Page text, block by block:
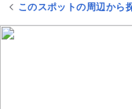
このスポットの周辺から